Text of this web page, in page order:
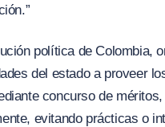
política de Colombia,
del estado a proveer
concurso de méritos,
evitando prácticas o